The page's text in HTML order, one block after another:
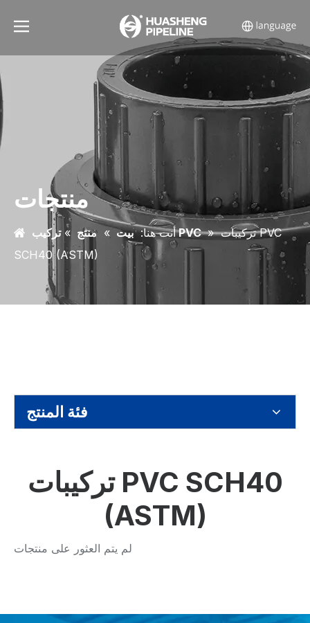
منتجات
أنت هنا: بيت » منتج » تركيب PVC » تركيبات PVC
SCH40 (ASTM)
فئة المنتج
تركيبات PVC SCH40
(ASTM)
لم يتم العثور على منتجات